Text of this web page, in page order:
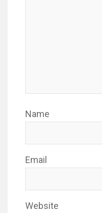
Name
Email
Website